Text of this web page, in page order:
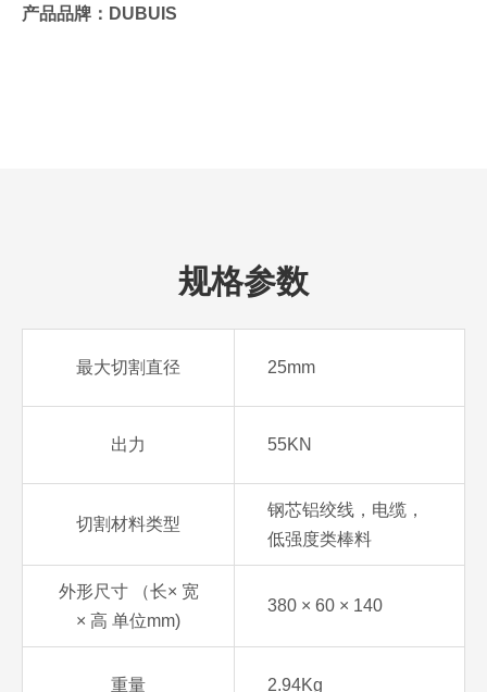
产品品牌：DUBUIS
规格参数
最大切割直径 25mm
出力 55KN
切割材料类型
钢芯铝绞线，电缆，
低强度类棒料
外形尺寸 （长× 宽
× 高 单位mm)
380 × 60 × 140
重量 2.94Kg